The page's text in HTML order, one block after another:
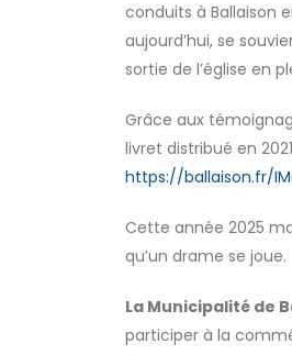
conduits à Ballaison
aujourd’hui, se
sortie de l’église en
Grâce aux
livret distribué en
https://ballaison.fr/
Cette année 2025
qu’un drame se joue.
La Municipalité de
participer à la